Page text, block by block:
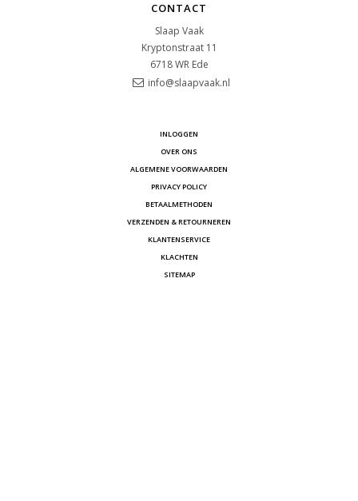
CONTACT
Slaap Vaak
Kryptonstraat 11
6718 WR Ede
info@slaapvaak.nl
INLOGGEN
OVER ONS
ALGEMENE VOORWAARDEN
PRIVACY POLICY
BETAALMETHODEN
VERZENDEN & RETOURNEREN
KLANTENSERVICE
KLACHTEN
SITEMAP